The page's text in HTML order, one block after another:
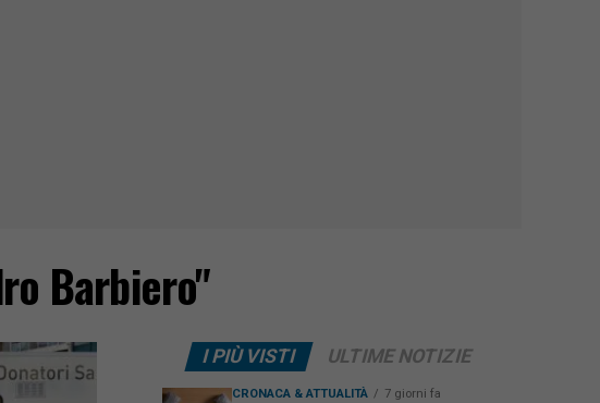
Barbiero"
I PIÙ VISTI ULTIME NOTIZIE
CRONACA & ATTUALITÀ 7 giorni fa